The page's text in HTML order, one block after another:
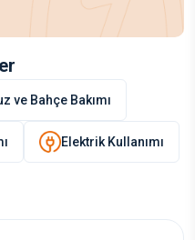
ve Bahçe Bakımı
Elektrik Kullanımı